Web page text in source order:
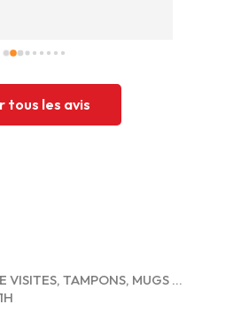
tous les avis
VISITES, TAMPONS, MUGS …